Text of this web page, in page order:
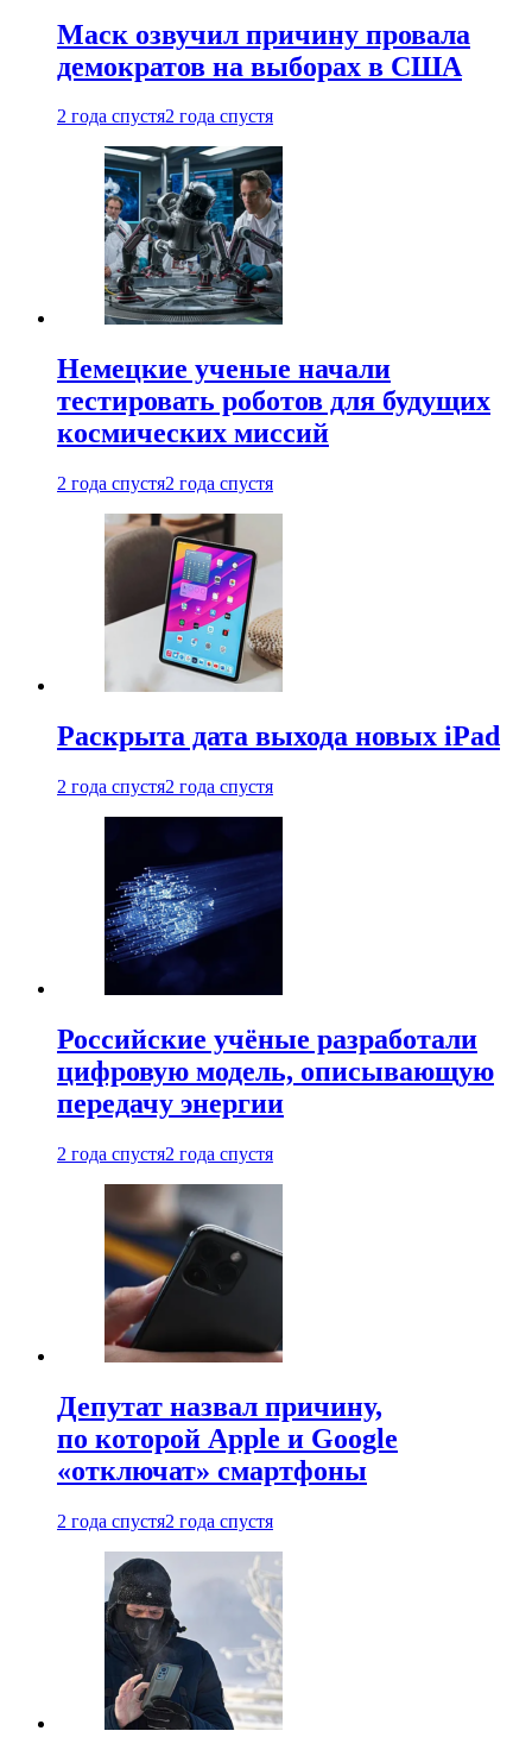
Маск озвучил причину провала
демократов на выборах в США
2 года спустя2 года спустя
Немецкие ученые начали
тестировать роботов для будущих
космических миссий
2 года спустя2 года спустя
Раскрыта дата выхода новых iPad
2 года спустя2 года спустя
Российские учёные разработали
цифровую модель, описывающую
передачу энергии
2 года спустя2 года спустя
Депутат назвал причину,
по которой Apple и Google
«отключат» смартфоны
2 года спустя2 года спустя